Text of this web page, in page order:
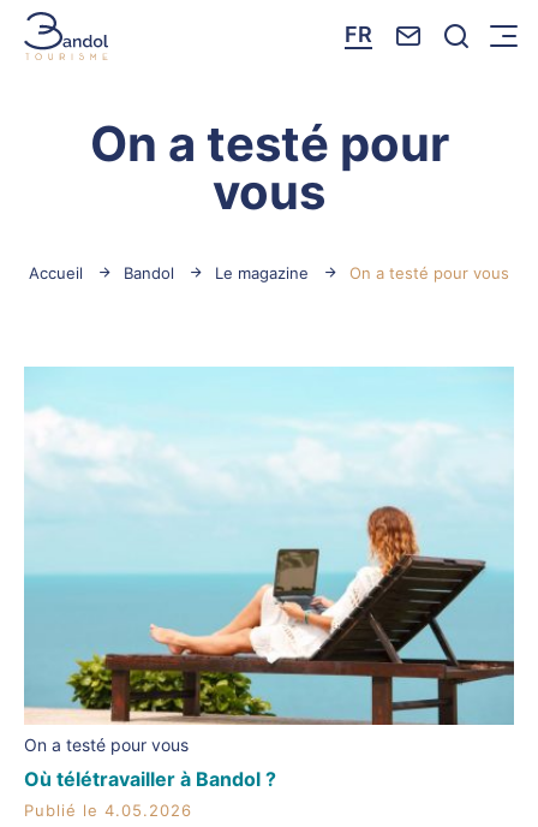
FR Nous Je
Menu
On a testé pour
vous
Accueil Bandol Le magazine On a testé pour vous
On a testé pour vous
Où télétravailler à Bandol ?
Publié le 4.05.2026